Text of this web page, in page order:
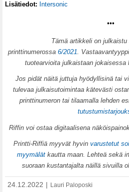
Lisätiedot: Intersonic
•••
Tämä artikkeli on julkaistu
printtinumerossa 6/2021 .
tuotearvioita julkaistaan jokaisessa
Jos pidät näitä juttuja hyödyllisinä tai
tulevaa julkaisutoimintaa kätevästi
printtinumeron tai tilaamalla lehden
Riffin voi ostaa digitaalisena
Printti-Riffiä myyvät hyvin varustetut
myymälät kautta maan. Lehteä sekä
suoraan kustantajalta näillä sivuilla
24.12.2022 Lauri Paloposki